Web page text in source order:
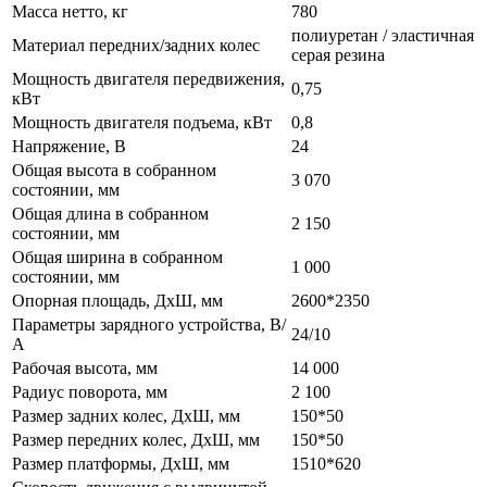
Масса нетто, кг
780
Материал передних/задних колес
полиуретан / эластичная
серая резина
Мощность двигателя передвижения,
кВт
0,75
Мощность двигателя подъема, кВт
0,8
Напряжение, В
24
Общая высота в собранном
состоянии, мм
3 070
Общая длина в собранном
состоянии, мм
2 150
Общая ширина в собранном
состоянии, мм
1 000
Опорная площадь, ДхШ, мм
2600*2350
Параметры зарядного устройства, В/
А
24/10
Рабочая высота, мм
14 000
Радиус поворота, мм
2 100
Размер задних колес, ДхШ, мм
150*50
Размер передних колес, ДхШ, мм
150*50
Размер платформы, ДхШ, мм
1510*620